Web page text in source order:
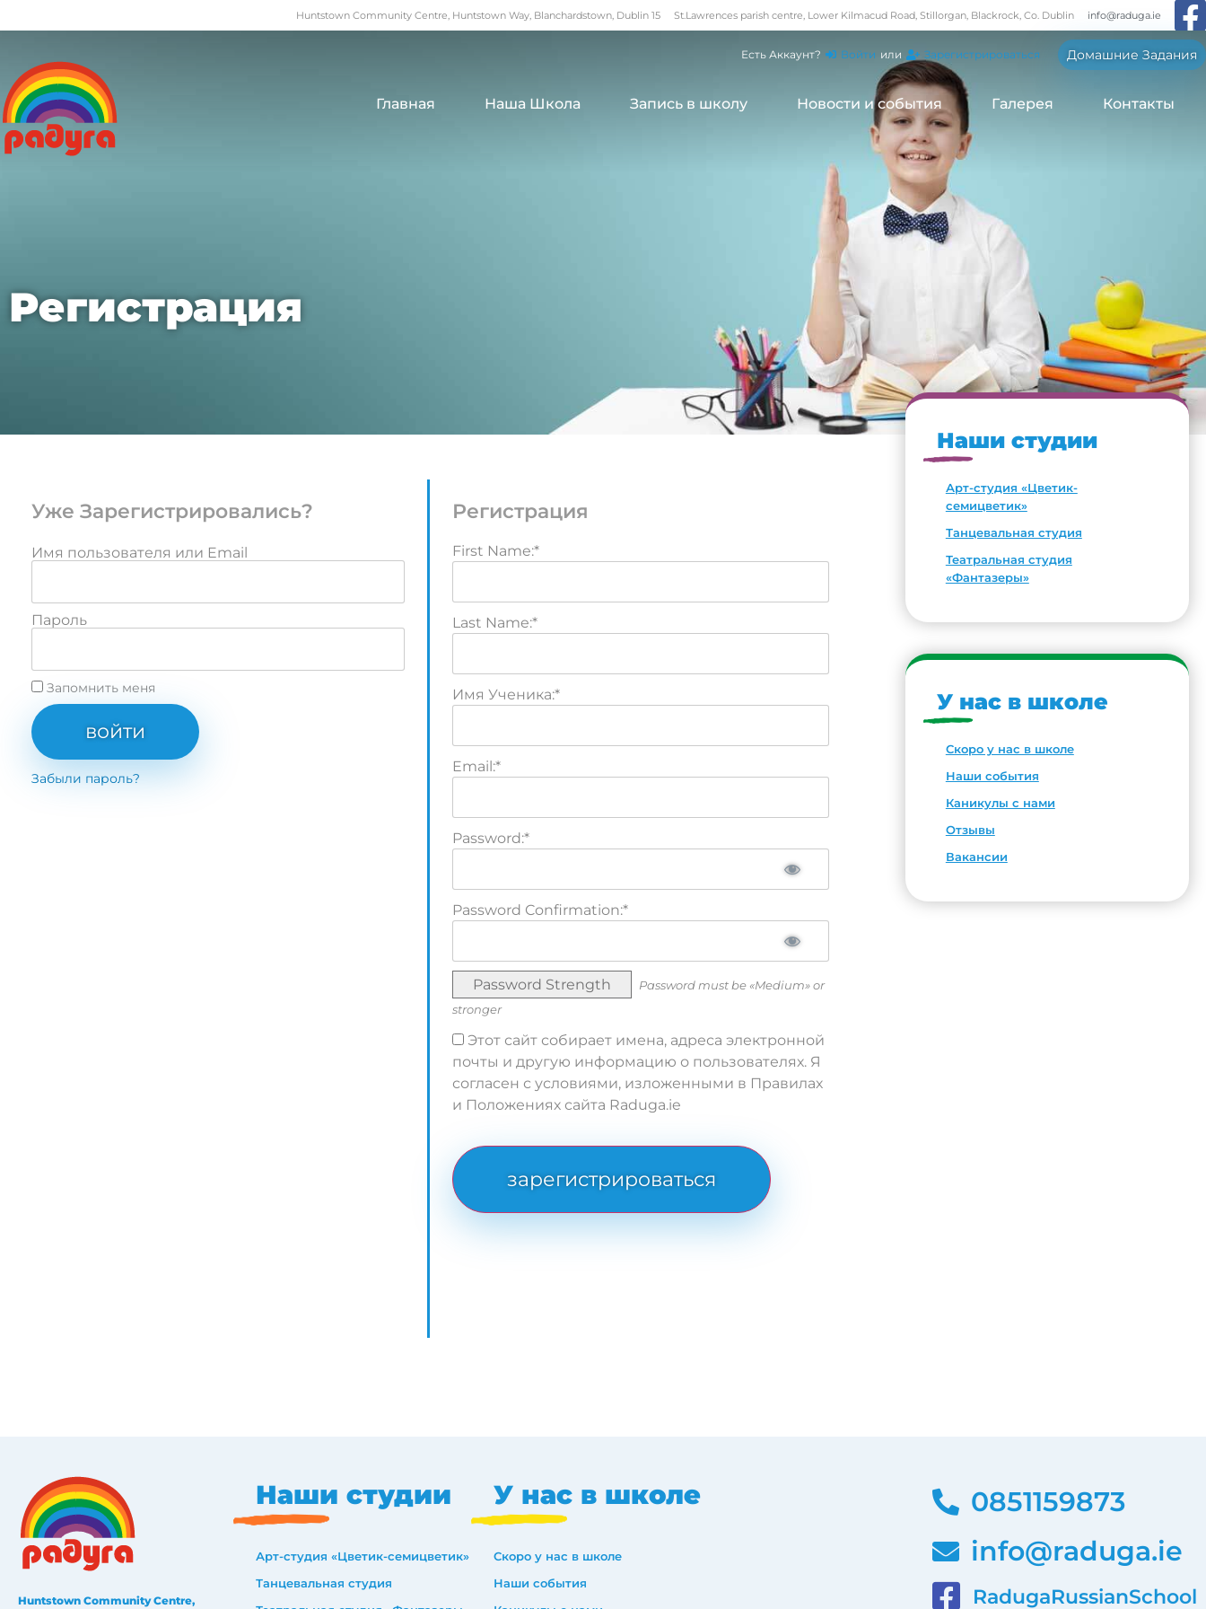
Huntstown Community Centre, Huntstown Way, Blanchardstown, Dublin 15 St.Lawrences parish centre, Lower Kilmacud Road, Stillorgan, Blackrock, Co. Dublin info@raduga.ie
Есть Аккаунт? Войти или Зарегистрироваться Домашние Задания
Главная Наша Школа Запись в школу Новости и события Галерея Контакты
Регистрация
Уже Зарегистрировались?
Имя пользователя или Email
Пароль
Запомнить меня
войти
Забыли пароль?
Регистрация
First Name:*
Last Name:*
Имя Ученика:*
Email:*
Password:*
Password Confirmation:*
Password Strength
Password must be «Medium» or
stronger
Этот сайт собирает имена, адреса электронной
почты и другую информацию о пользователях. Я
согласен с условиями, изложенными в Правилах
и Положениях сайта Raduga.ie
No val
Наши студии
Арт-студия «Цветик-
семицветик»
Танцевальная студия
Театральная студия
«Фантазеры»
У нас в школе
Скоро у нас в школе
Наши события
Каникулы с нами
Отзывы
Вакансии
Huntstown Community Centre,
Наши студии
Арт-студия «Цветик-семицветик»
Танцевальная студия
У нас в школе
Скоро у нас в школе
Наши события
0851159873
info@raduga.ie
RadugaRussianSchool